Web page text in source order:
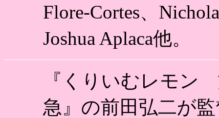
Flore-Cortes、
Joshua Aplaca他。
『くりいむレモン
急』の前田弘二が